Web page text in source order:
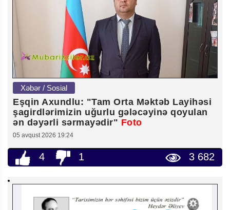
Xəbər / Sosial
Eşqin Axundlu: "Tam Orta Məktəb Layihəsi
şagirdlərimizin uğurlu gələcəyinə qoyulan
ən dəyərli sərmayədir" Foto
05 avqust 2026 19:24
4 1 3 682